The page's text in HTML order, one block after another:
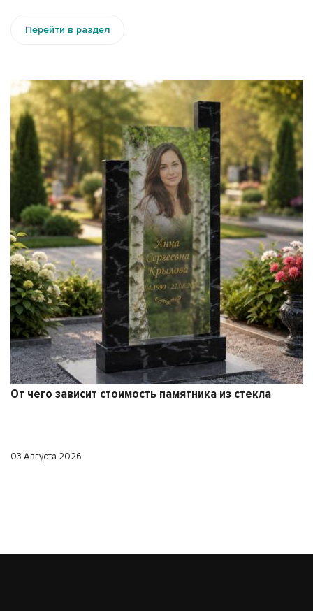
Перейти в раздел
От чего зависит стоимость памятника из стекла
03 Августа 2026